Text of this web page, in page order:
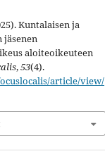
Kuntalaisen ja
aloiteoikeuteen
,53(4).
article/view/